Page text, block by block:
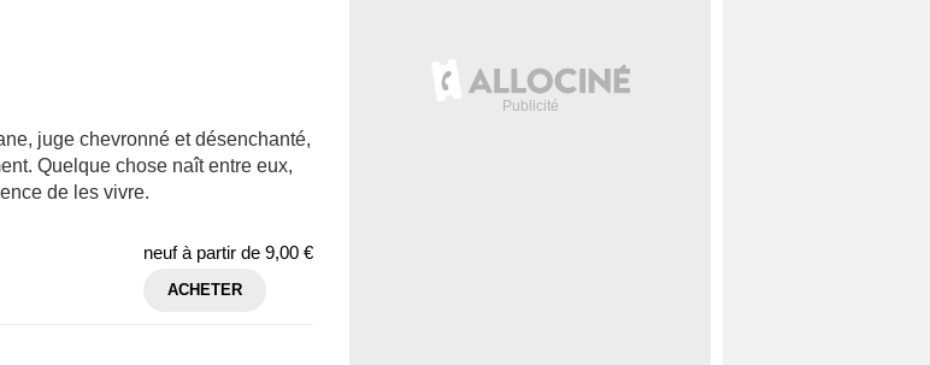
juge chevronné et désenchanté,
Quelque chose naît entre eux,
de les vivre.
neuf à partir de 9,00 €
ACHETER